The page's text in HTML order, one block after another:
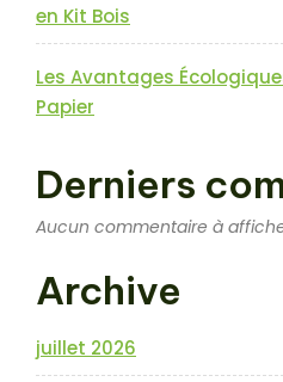
en Kit Bois
Les Avantages
Papier
Derniers
Aucun commentaire à
Archive
juillet 2026